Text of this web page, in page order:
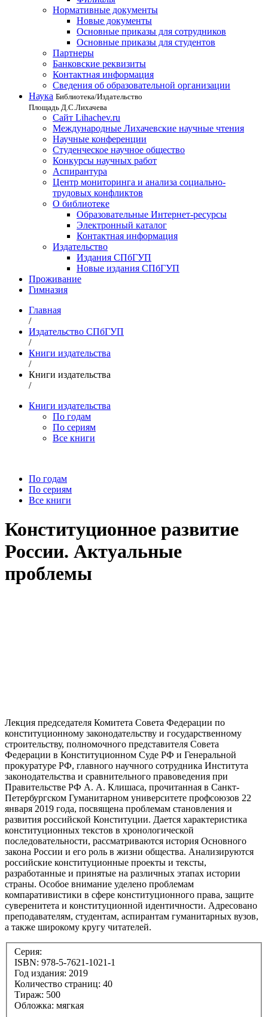
Нормативные документы
Новые документы
Основные приказы для сотрудников
Основные приказы для студентов
Партнеры
Банковские реквизиты
Контактная информация
Сведения об образовательной организации
Наука Библиотека/Издательство
Площадь Д.С.Лихачева
Сайт Lihachev.ru
Международные Лихачевские научные чтения
Научные конференции
Студенческое научное общество
Конкурсы научных работ
Аспирантура
Центр мониторинга и анализа социально-
трудовых конфликтов
О библиотеке
Образовательные Интернет-ресурсы
Электронный каталог
Контактная информация
Издательство
Издания СПбГУП
Новые издания СПбГУП
Проживание
Гимназия
Главная
/
Издательство СПбГУП
/
Книги издательства
/
Книги издательства
/
Книги издательства
По годам
По сериям
Все книги
По годам
По сериям
Все книги
Конституционное развитие
России. Актуальные
проблемы
Лекция председателя Комитета Совета Федерации по
конституционному законодательству и государственному
строительству, полномочного представителя Совета
Федерации в Конституционном Суде РФ и Генеральной
прокуратуре РФ, главного научного сотрудника Института
законодательства и сравнительного правоведения при
Правительстве РФ А. А. Клишаса, прочитанная в Санкт-
Петербургском Гуманитарном университете профсоюзов 22
января 2019 года, посвящена проблемам становления и
развития российской Конституции. Дается характеристика
конституционных текстов в хронологической
последовательности, рассматриваются история Основного
закона России и его роль в жизни общества. Анализируются
российские конституционные проекты и тексты,
разработанные и принятые на различных этапах истории
страны. Особое внимание уделено проблемам
компаративистики в сфере конституционного права, защите
суверенитета и конституционной идентичности. Адресовано
преподавателям, студентам, аспирантам гуманитарных вузов,
а также широкому кругу читателей.
Серия:
ISBN: 978-5-7621-1021-1
Год издания: 2019
Количество страниц: 40
Тираж: 500
Обложка: мягкая